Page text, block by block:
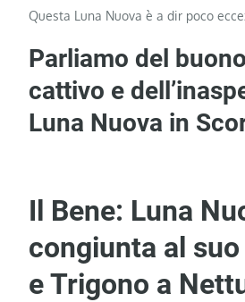
Questa Luna Nuova è a dir poco
Parliamo del
cattivo e
Luna Nuova in
Il Bene: Luna
congiunta al
e Trigono a